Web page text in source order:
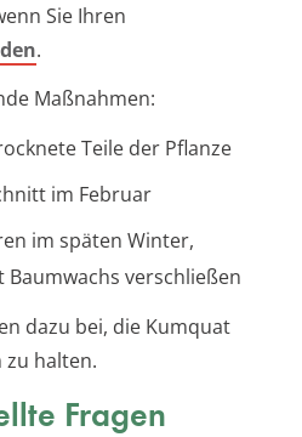
Sie Ihren
.
Maßnahmen:
Teile der Pflanze
im Februar
im späten Winter,
verschließen
dazu bei, die Kumquat
zu halten.
Fragen